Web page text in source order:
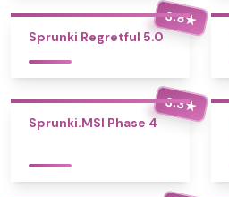
3.8★
Sprunki Regretful 5.0
3.3★
Sprunki.MSI Phase 4